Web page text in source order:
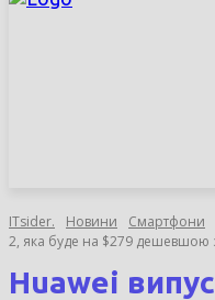
ITsider. Новини Смартфони
2, яка буде на $279 дешевшою
Huawei